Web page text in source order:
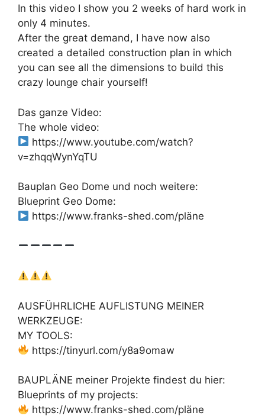
In this video I show you 2 weeks of hard work in
only 4 minutes.
After the great demand, I have now also
created a detailed construction plan in which
you can see all the dimensions to build this
crazy lounge chair yourself!
Das ganze Video:
The whole video:
https://www.youtube.com/watch?
v=zhqqWynYqTU
Bauplan Geo Dome und noch weitere:
Blueprint Geo Dome:
https://www.franks-shed.com/pläne
AUSFÜHRLICHE AUFLISTUNG MEINER
WERKZEUGE:
MY TOOLS:
https://tinyurl.com/y8a9omaw
BAUPLÄNE meiner Projekte findest du hier:
Blueprints of my projects:
https://www.franks-shed.com/pläne